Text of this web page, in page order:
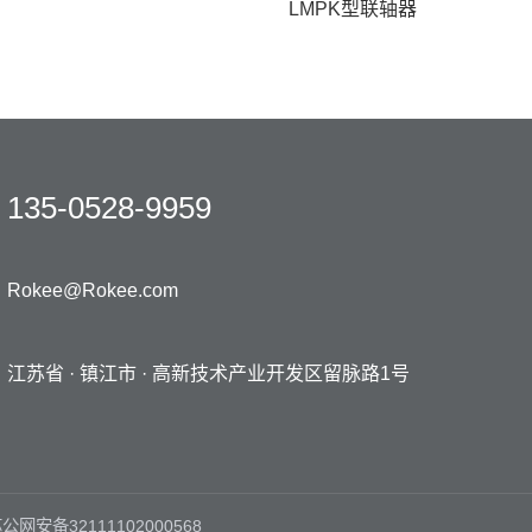
LMPK型联轴器
135-0528-9959
Rokee@Rokee.com
江苏省 · 镇江市 · 高新技术产业开发区留脉路1号
网安备32111102000568